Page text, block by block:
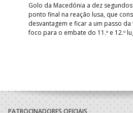
Golo da Macedónia a dez
ponto final na reação lusa, que
desvantagem e ficar a um passo
foco para o embate do 11.º e 12.º
PATROCINADORES OFICIAIS